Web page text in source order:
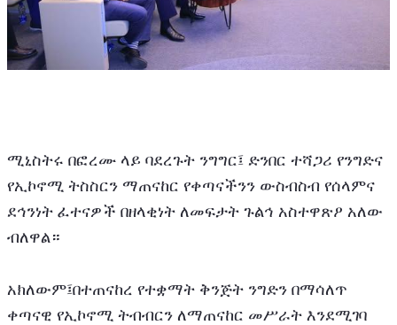
ሚኒስትሩ በፎረሙ ላይ ባደረጉት ንግግር፤ ድንበር ተሻጋሪ የንግድና
የኢኮኖሚ ትስስርን ማጠናከር የቀጣናችንን ውስብስብ የሰላምና
ደኅንነት ፈተናዎች በዘላቂነት ለመፍታት ጉልኅ አስተዋጽዖ አለው
ብለዋል።
አክለውም፤በተጠናከረ የተቋማት ቅንጅት ንግድን በማሳለጥ
ቀጣናዊ የኢኮኖሚ ትብብርን ለማጠናከር መሥራት እንደሚገባ